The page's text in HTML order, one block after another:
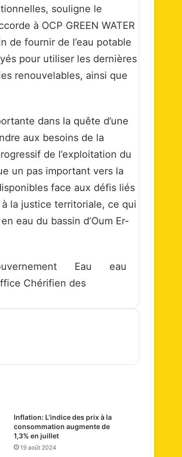
souligne le
à OCP GREEN WATER
de fournir de l’eau potable
pour utiliser les dernières
renouvelables, ainsi que
dans la quête d’une
aux besoins de la
de l’exploitation du
un pas important vers la
face aux défis liés
la justice territoriale, ce qui
eau du bassin d’Oum Er-
Eau
eau
Chérifien des
Inflation: L’indice des prix à la
consommation augmente de
1,3% en juillet
19 août 2024